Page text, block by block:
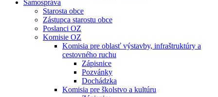
Samospráva
Starosta obce
Zástupca starostu obce
Poslanci OZ
Komisie OZ
Komisia pre oblasť výstavby, infraštruktúry a
cestovného ruchu
Zápisnice
Pozvánky
Dochádzka
Komisia pre školstvo a kultúru